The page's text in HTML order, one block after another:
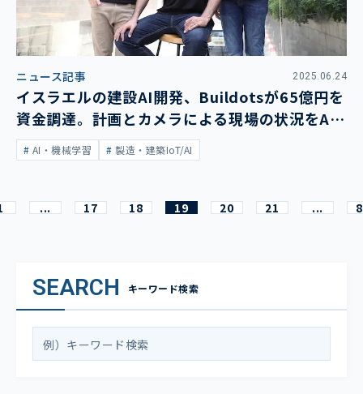
ニュース記事 2025.06.24
イスラエルの建設AI開発、Buildotsが65億円を
資金調達。計画とカメラによる現場の状況をAI
がチェック
AI・機械学習 製造・建築IoT/AI
... 17 18 19 20 21 ...
SEARCH キーワード検索